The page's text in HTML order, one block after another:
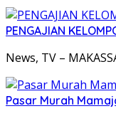
PENGAJIAN
News, TV –
Pasar Murah